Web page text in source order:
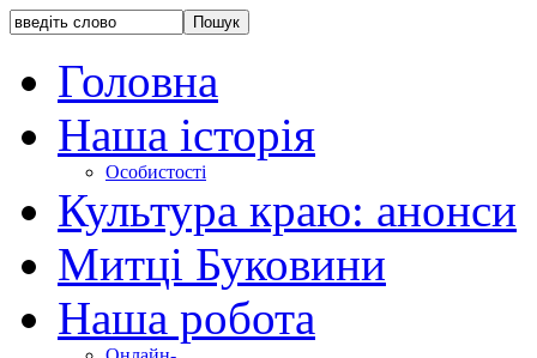
Головна
Наша історія
Особистості
Культура краю: анонси
Митці Буковини
Наша робота